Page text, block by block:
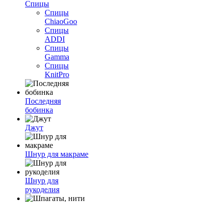
Спицы
Спицы
ChiaoGoo
Спицы
ADDI
Спицы
Gamma
Спицы
KnitPro
Последняя
бобинка
Джут
Шнур для макраме
Шнур для
рукоделия